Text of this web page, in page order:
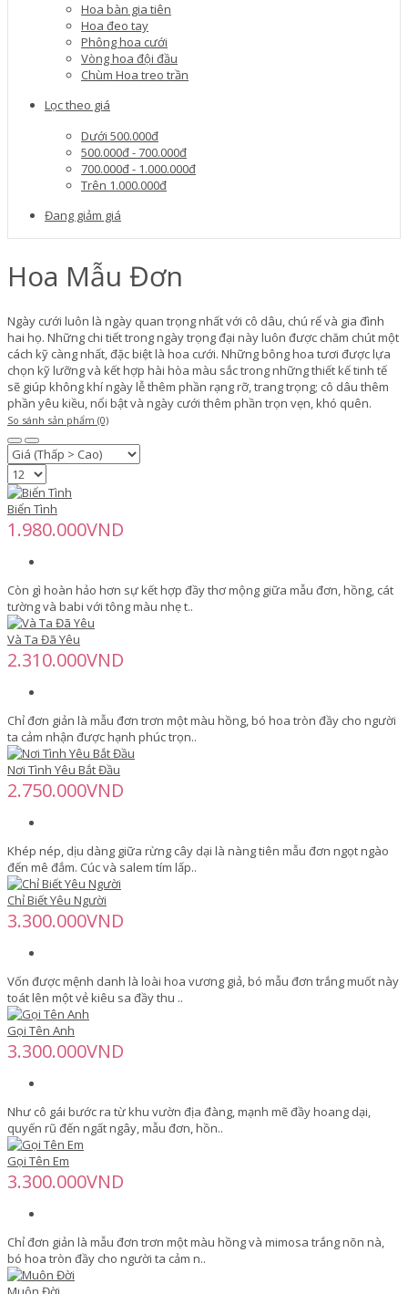
Hoa bàn gia tiên
Hoa đeo tay
Phông hoa cưới
Vòng hoa đội đầu
Chùm Hoa treo trần
Lọc theo giá
Dưới 500.000đ
500.000đ - 700.000đ
700.000đ - 1.000.000đ
Trên 1.000.000đ
Đang giảm giá
Hoa Mẫu Đơn
Ngày cưới luôn là ngày quan trọng nhất với cô dâu, chú rể và gia đình
hai họ. Những chi tiết trong ngày trọng đại này luôn được chăm chút một
cách kỹ càng nhất, đặc biệt là hoa cưới. Những bông hoa tươi được lựa
chọn kỹ lưỡng và kết hợp hài hòa màu sắc trong những thiết kế tinh tế
sẽ giúp không khí ngày lễ thêm phần rạng rỡ, trang trọng; cô dâu thêm
phần yêu kiều, nổi bật và ngày cưới thêm phần trọn vẹn, khó quên.
So sánh sản phẩm (0)
Biển Tình
1.980.000VND
Còn gì hoàn hảo hơn sự kết hợp đầy thơ mộng giữa mẫu đơn, hồng, cát
tường và babi với tông màu nhẹ t..
Và Ta Đã Yêu
2.310.000VND
Chỉ đơn giản là mẫu đơn trơn một màu hồng, bó hoa tròn đầy cho người
ta cảm nhận được hạnh phúc trọn..
Nơi Tình Yêu Bắt Đầu
2.750.000VND
Khép nép, dịu dàng giữa rừng cây dại là nàng tiên mẫu đơn ngọt ngào
đến mê đắm. Cúc và salem tím lấp..
Chỉ Biết Yêu Người
3.300.000VND
Vốn được mệnh danh là loài hoa vương giả, bó mẫu đơn trắng muốt này
toát lên một vẻ kiêu sa đầy thu ..
Gọi Tên Anh
3.300.000VND
Như cô gái bước ra từ khu vườn địa đàng, mạnh mẽ đầy hoang dại,
quyến rũ đến ngất ngây, mẫu đơn, hồn..
Gọi Tên Em
3.300.000VND
Chỉ đơn giản là mẫu đơn trơn một màu hồng và mimosa trắng nõn nà,
bó hoa tròn đầy cho người ta cảm n..